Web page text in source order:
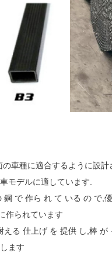
の車種に適合するように設計
モデルに適しています.
鋼 で 作ら れ て いる の で,
作られています
える 仕上げ を 提供 し,棒
ます